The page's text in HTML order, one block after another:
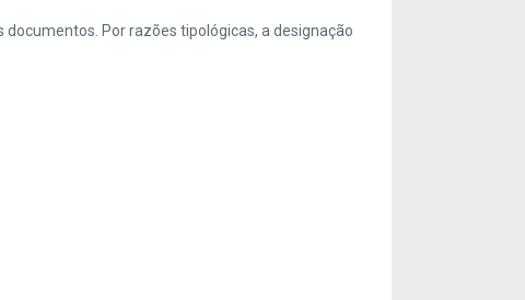
Por razões tipológicas, a designação